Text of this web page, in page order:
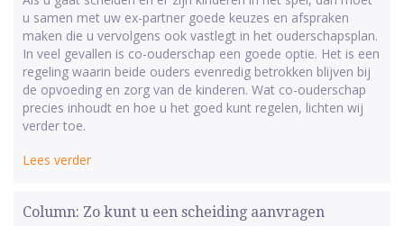
u samen met uw ex-partner goede keuzes en afspraken
maken die u vervolgens ook vastlegt in het ouderschapsplan.
In veel gevallen is co-ouderschap een goede optie. Het is een
regeling waarin beide ouders evenredig betrokken blijven bij
de opvoeding en zorg van de kinderen. Wat co-ouderschap
precies inhoudt en hoe u het goed kunt regelen, lichten wij
verder toe.
Lees verder
Column: Zo kunt u een scheiding aanvragen